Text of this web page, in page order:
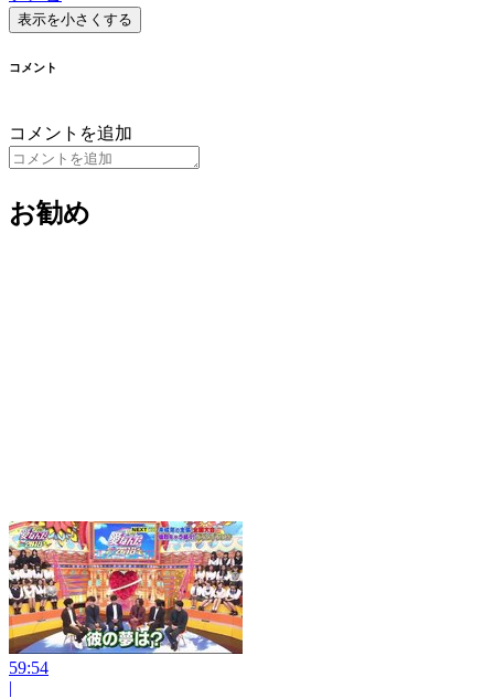
表示を小さくする
コメント
コメントを追加
お勧め
59:54
|